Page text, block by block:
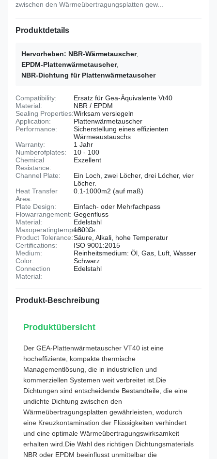
zwischen den Wärmeübertragungsplatten gew...
Produktdetails
Hervorheben: NBR-Wärmetauscher,
EPDM-Plattenwärmetauscher,
NBR-Dichtung für Plattenwärmetauscher
Compatibility:
Ersatz für Gea-Äquivalente Vt40
Material:
NBR / EPDM
Sealing Properties:Wirksam versiegeln
Application:
Plattenwärmetauscher
Performance:
Sicherstellung eines effizienten
Wärmeaustauschs
Warranty:
1 Jahr
Numberofplates:
10 - 100
Chemical
Resistance:
Exzellent
Channel Plate:
Ein Loch, zwei Löcher, drei Löcher, vier
Löcher.
Heat Transfer
Area:
0.1-1000m2 (auf maß)
Plate Design:
Einfach- oder Mehrfachpass
Flowarrangement: Gegenfluss
Material:
Edelstahl
Maxoperatingtemperature:
180°C
Product Tolerance:Säure, Alkali, hohe Temperatur
Certifications:
ISO 9001:2015
Medium:
Reinheitsmedium: Öl, Gas, Luft, Wasser
Color:
Schwarz
Connection
Material:
Edelstahl
Produkt-Beschreibung
Produktübersicht
Der GEA-Plattenwärmetauscher VT40 ist eine
hocheffiziente, kompakte thermische
Managementlösung, die in industriellen und
kommerziellen Systemen weit verbreitet ist.Die
Dichtungen sind entscheidende Bestandteile, die eine
undichte Dichtung zwischen den
Wärmeübertragungsplatten gewährleisten, wodurch
eine Kreuzkontamination der Flüssigkeiten verhindert
und eine optimale Wärmeübertragungswirksamkeit
erhalten wird.Die Wahl des richtigen Dichtungsmaterials
NBR oder EPDM beeinflusst unmittelbar die